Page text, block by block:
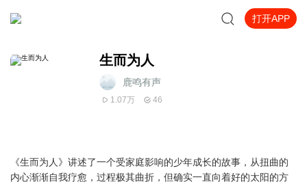
打开APP
生而为人
鹿鸣有声
1.07万 46
《生而为人》讲述了一个受家庭影响的少年成长的故事，从扭曲的
内心渐渐自我疗愈，过程极其曲折，但确实一直向着好的太阳的方